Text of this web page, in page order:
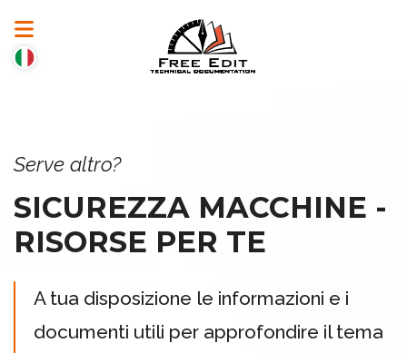
Serve altro?
SICUREZZA MACCHINE -
RISORSE PER TE
A tua disposizione le informazioni e i
documenti utili per approfondire il tema